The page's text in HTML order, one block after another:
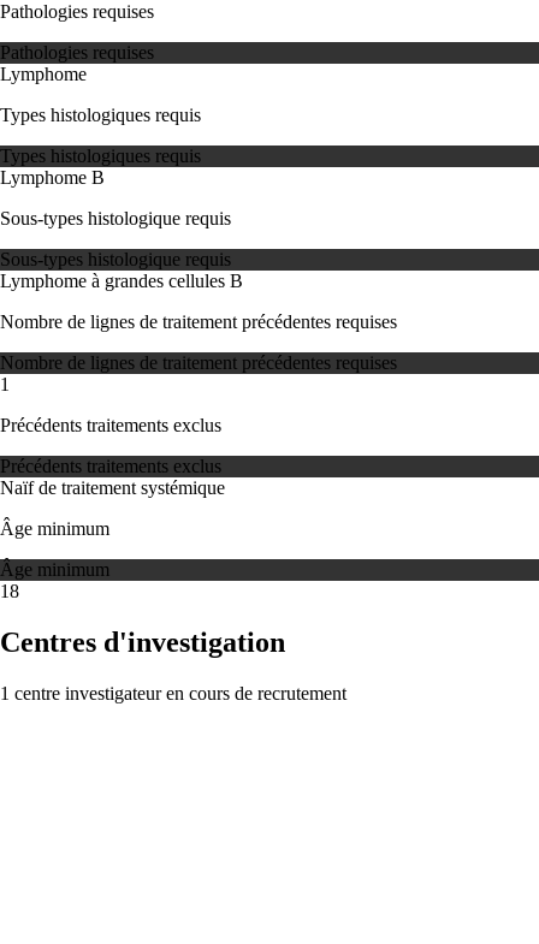
Pathologies requises
Pathologies requises
Lymphome
Types histologiques requis
Types histologiques requis
Lymphome B
Sous-types histologique requis
Sous-types histologique requis
Lymphome à grandes cellules B
Nombre de lignes de traitement précédentes requises
Nombre de lignes de traitement précédentes requises
1
Précédents traitements exclus
Précédents traitements exclus
Naïf de traitement systémique
Âge minimum
Âge minimum
18
Centres d'investigation
1 centre investigateur en cours de recrutement